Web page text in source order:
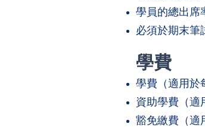
學員的總出席
必須於期末筆
學費
學費（適用
資助學費（
豁免繳費（